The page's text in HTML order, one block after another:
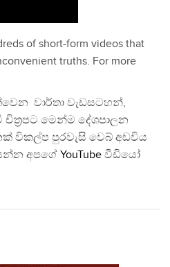
of short-form videos that
truths. For more
වාර්තා වැඩසටහන්,
මෙන්ම දේශපාලන
විකල්ප පුරවැසි වෙබ් අඩවිය
අපගේ YouTube වීඩියෝ